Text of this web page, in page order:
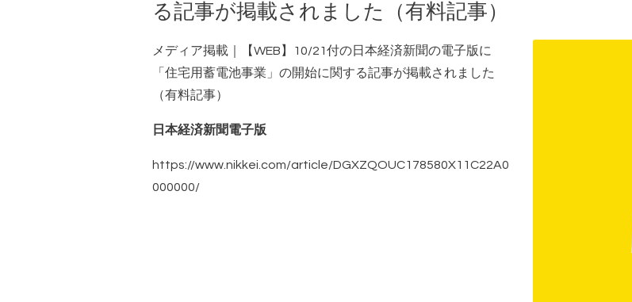
る記事が掲載されました（有料記事）
メディア掲載｜【WEB】10/21付の日本経済新聞の電子版に
「住宅用蓄電池事業」の開始に関する記事が掲載されました
（有料記事）
日本経済新聞電子版
https://www.nikkei.com/article/DGXZQOUC178580X11C22A0
000000/